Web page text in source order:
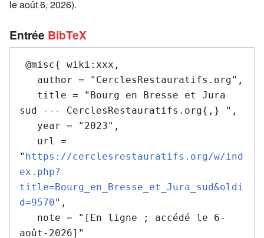
le août 6, 2026).
Entrée BibTeX
sud --- CerclesRestauratifs.org{,} ",
" https://cerclesrestauratifs.org/w/ind
ex.php?
title=Bourg_en_Bresse_et_Jura_sud&oldi
d=9570",
août-2026]"